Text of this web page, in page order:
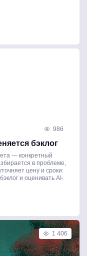
986
бэклог
— конкретный
в проблеме,
цену и сроки:
и оценивать AI-
1 406